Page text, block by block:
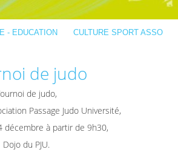
- EDUCATION CULTURE SPORT ASSO
de judo
de judo,
Passage Judo Université,
décembre à partir de 9h30,
Dojo du PJU.